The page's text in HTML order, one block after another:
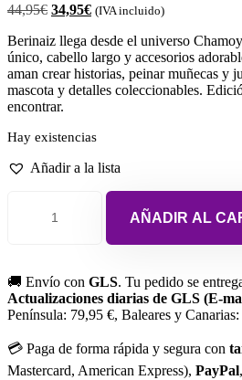
44,95€ 34,95€ (IVA incluido)
Berinaiz llega desde el universo
único, cabello largo y accesorios
aman crear historias, peinar muñecas y
mascota y detalles coleccionables.
encontrar.
Hay existencias
Añadir a la lista
AÑADIR AL
🚚 Envío con GLS. Tu pedido se
Actualizaciones diarias de GLS (E-
Península: 79,95 €, Baleares y
💳 Paga de forma rápida y segura con
Mastercard, American Express), PayPal,